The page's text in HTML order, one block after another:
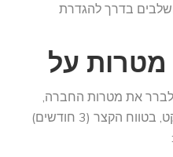
בדרך להגדרת
לברר את מטרות החברה,
וכפועל יוצא את מטרות הפרוייקט, בטווח הקצר (3 חודשים)